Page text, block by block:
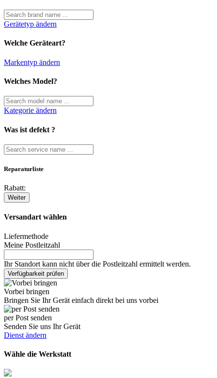
Gerätetyp ändern
Welche Geräteart?
Markentyp ändern
Welches Model?
Kategorie ändern
Was ist defekt ?
Reparaturliste
Rabatt:
Weiter
Versandart wählen
Liefermethode
Meine Postleitzahl
Ihr Standort kann nicht über die Postleitzahl ermittelt werden.
Verfügbarkeit prüfen
Vorbei bringen
Bringen Sie Ihr Gerät einfach direkt bei uns vorbei
per Post senden
Senden Sie uns Ihr Gerät
Dienst ändern
Wähle die Werkstatt